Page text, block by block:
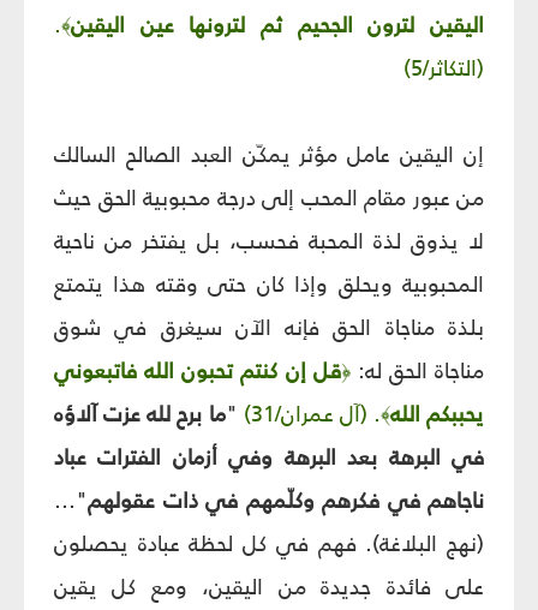
اليقين لترون الجحيم ثم لترونها عين اليقين﴾.
(التكاثر/5)
إن اليقين عامل مؤثر يمكّن العبد الصالح السالك
من عبور مقام المحب إلى درجة محبوبية الحق حيث
لا يذوق لذة المحبة فحسب، بل يفتخر من ناحية
المحبوبية ويحلق وإذا كان حتى وقته هذا يتمتع
بلذة مناجاة الحق فإنه الآن سيغرق في شوق
مناجاة الحق له:﴿قل إن كنتم تحبون الله فاتبعوني
يحببكم الله﴾. (آل عمران/31) "ما برح لله عزت آلاؤه
في البرهة بعد البرهة وفي أزمان الفترات عباد
ناجاهم في فكرهم وكلّمهم في ذات عقولهم"...
(نهج البلاغة). فهم في كل لحظة عبادة يحصلون
على فائدة جديدة من اليقين، ومع كل يقين